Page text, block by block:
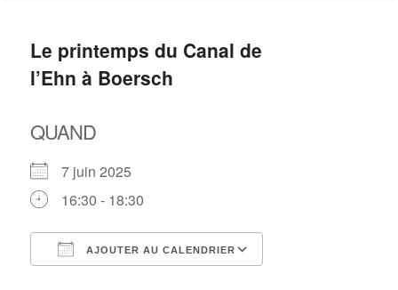
Le printemps du Canal de
l’Ehn à Boersch
QUAND
7 juin 2025
16:30 - 18:30
AJOUTER AU CALENDRIER